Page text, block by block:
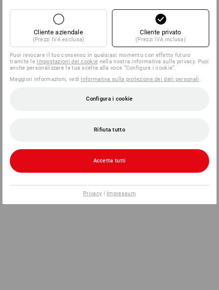
Cliente aziendale
(Prezzi IVA esclusa)
Cliente privato
(Prezzi IVA inclusa)
Puoi revocare il tuo consenso in qualsiasi momento con effetto futuro
tramite le Impostazioni dei cookie nella nostra informativa sulla privacy. Puoi
anche personalizzare la tua scelta alla voce “Configura i cookie”.
Maggiori informazioni, vedi Informativa sulla protezione dei dati personali .
Configura i cookie
Rifiuta tutto
Accetta tutti
Privacy | Impressum